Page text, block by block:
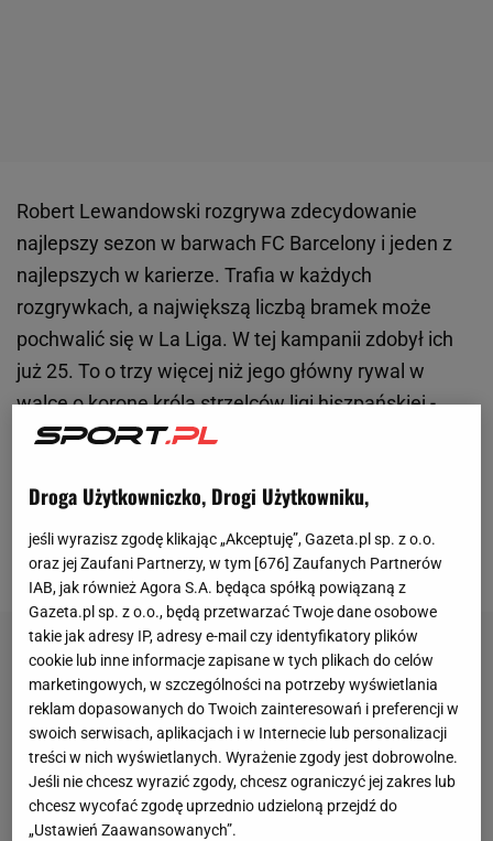
Robert Lewandowski rozgrywa zdecydowanie
najlepszy sezon w barwach FC Barcelony i jeden z
najlepszych w karierze. Trafia w każdych
rozgrywkach, a największą liczbą bramek może
pochwalić się w La Liga. W tej kampanii zdobył ich
już 25. To o trzy więcej niż jego główny rywal w
walceo koronę króla strzelców ligi hiszpańskiej -
Kylian Mbappe. Francuz miał okazję zbliżyć się do
Deportivo Alaves (1:0). Ale nie dość, że nie
wykorzystał szansy, to jeszcze wyciągnął pomocną
dłoń do rywala, o czym piszą już hiszpańskie media.
Droga Użytkowniczko, Drogi Użytkowniku,
jeśli wyrazisz zgodę klikając „Akceptuję”, Gazeta.pl sp. z o.o.
oraz jej Zaufani Partnerzy, w tym [676] Zaufanych Partnerów
IAB, jak również Agora S.A. będąca spółką powiązaną z
Gazeta.pl sp. z o.o., będą przetwarzać Twoje dane osobowe
takie jak adresy IP, adresy e-mail czy identyfikatory plików
cookie lub inne informacje zapisane w tych plikach do celów
marketingowych, w szczególności na potrzeby wyświetlania
reklam dopasowanych do Twoich zainteresowań i preferencji w
swoich serwisach, aplikacjach i w Internecie lub personalizacji
treści w nich wyświetlanych. Wyrażenie zgody jest dobrowolne.
Jeśli nie chcesz wyrazić zgody, chcesz ograniczyć jej zakres lub
chcesz wycofać zgodę uprzednio udzieloną przejdź do
„Ustawień Zaawansowanych”.